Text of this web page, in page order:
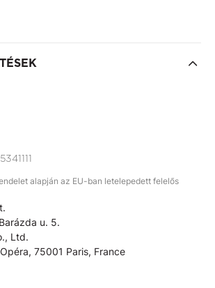
alapján az EU-ban letelepedett felelős
u. 5.
Ltd.
75001 Paris, France